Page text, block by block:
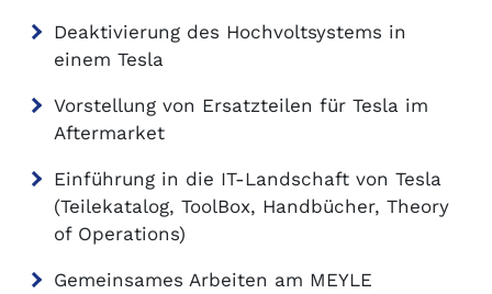
Deaktivierung des Hochvoltsystems in
einem Tesla
Vorstellung von Ersatzteilen für Tesla im
Aftermarket
Einführung in die IT-Landschaft von Tesla
(Teilekatalog, ToolBox, Handbücher, Theory
of Operations)
Gemeinsames Arbeiten am MEYLE